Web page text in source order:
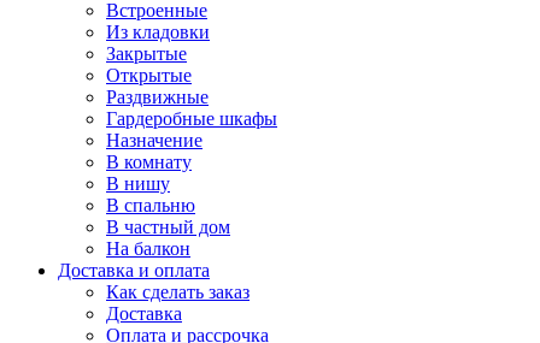
Встроенные
Из кладовки
Закрытые
Открытые
Раздвижные
Гардеробные шкафы
Назначение
В комнату
В нишу
В спальню
В частный дом
На балкон
Доставка и оплата
Как сделать заказ
Доставка
Оплата и рассрочка